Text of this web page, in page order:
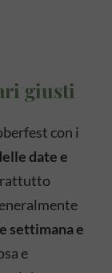
giusti
con i
date e
settimana e
e